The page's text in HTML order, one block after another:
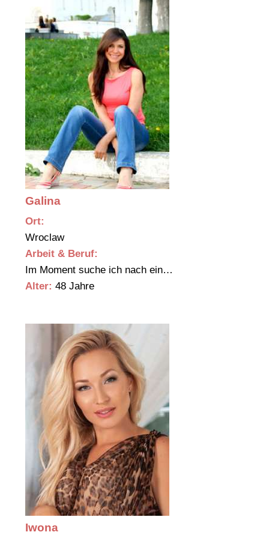
Galina
Ort:
Wroclaw
Arbeit & Beruf:
Im Moment suche ich nach ein…
Alter: 48 Jahre
Iwona